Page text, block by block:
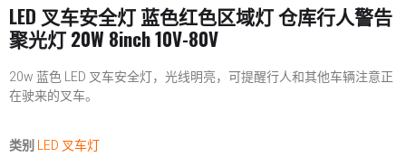
LED 叉车安全灯 蓝色红色区域灯 仓库行人警告
聚光灯 20W 8inch 10V-80V
20w 蓝色 LED 叉车安全灯，光线明亮，可提醒行人和其他车辆注意正
在驶来的叉车。
类别LED 叉车灯